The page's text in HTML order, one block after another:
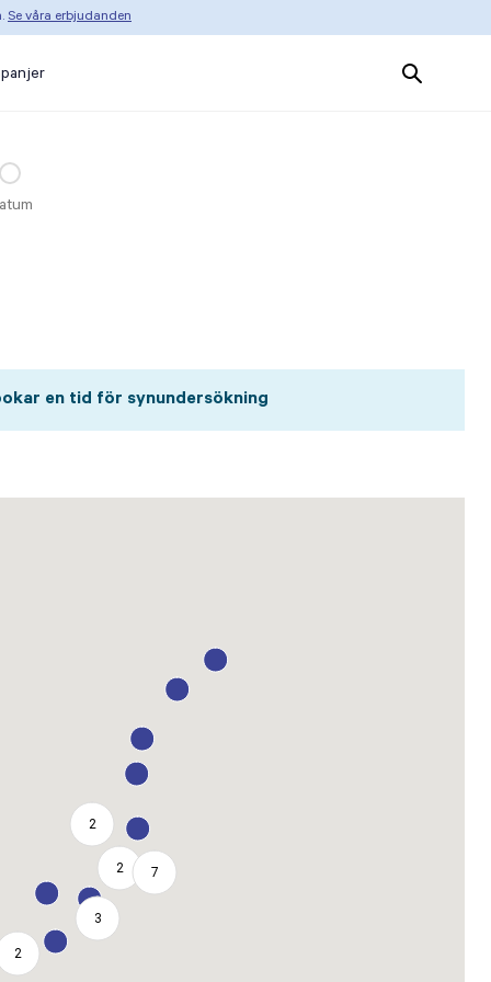
Se våra erbjudanden
Search
Products
en tid för synundersökning
2
2
2
3
7